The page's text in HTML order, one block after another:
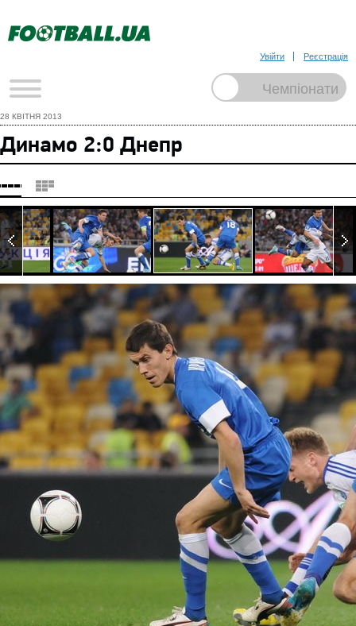
Увійти Реєстрація
28 КВІТНЯ 2013
Динамо 2:0 Днепр